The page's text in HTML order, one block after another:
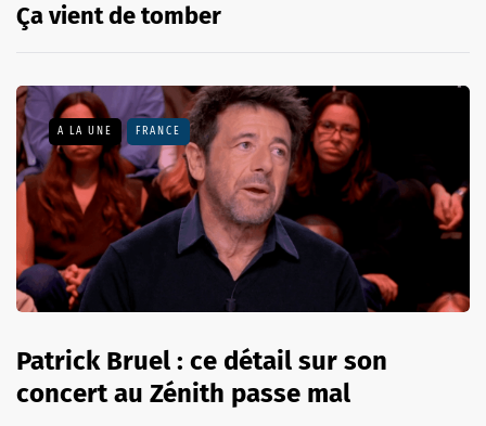
Ça vient de tomber
A LA UNE FRANCE
Patrick Bruel : ce détail sur son
concert au Zénith passe mal